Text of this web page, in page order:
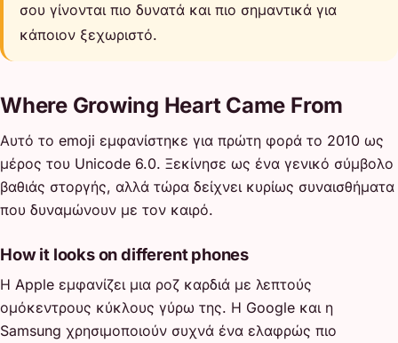
σου γίνονται πιο δυνατά και πιο σημαντικά για
κάποιον ξεχωριστό.
Where Growing Heart Came From
Αυτό το emoji εμφανίστηκε για πρώτη φορά το 2010 ως
μέρος του Unicode 6.0. Ξεκίνησε ως ένα γενικό σύμβολο
βαθιάς στοργής, αλλά τώρα δείχνει κυρίως συναισθήματα
που δυναμώνουν με τον καιρό.
How it looks on different phones
Η Apple εμφανίζει μια ροζ καρδιά με λεπτούς
ομόκεντρους κύκλους γύρω της. Η Google και η
Samsung χρησιμοποιούν συχνά ένα ελαφρώς πιο